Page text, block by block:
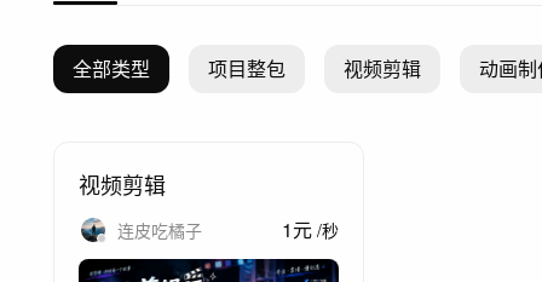
全部类型 项目整包 视频剪辑 动画制
视频剪辑
连皮吃橘子 1元 /秒